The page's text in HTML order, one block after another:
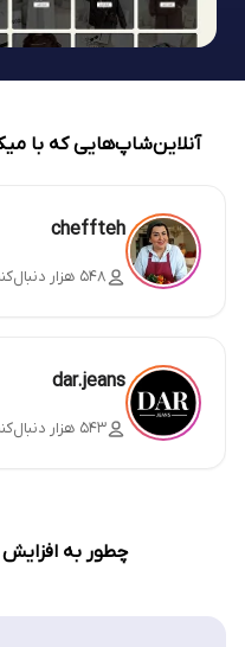
آنلاین‌شاپ‌هایی که با
cheffteh
۵۴۸ هزار دنبال‌کننده
dar.jeans
۵۴۳ هزار دنبال‌کننده
چطور به